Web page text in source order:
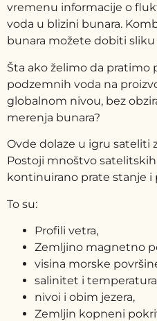
vremenu informacije o
voda u blizini bunara.
bunara možete dobiti
Šta ako želimo da pratimo
podzemnih voda na
globalnom nivou, bez
merenja bunara?
Ovde dolaze u igru sateliti
Postoji mnoštvo
kontinuirano prate stanje
To su:
Profili vetra,
Zemljino magnetno
visina morske
salinitet i
nivoi i obim jezera,
Zemljin kopneni